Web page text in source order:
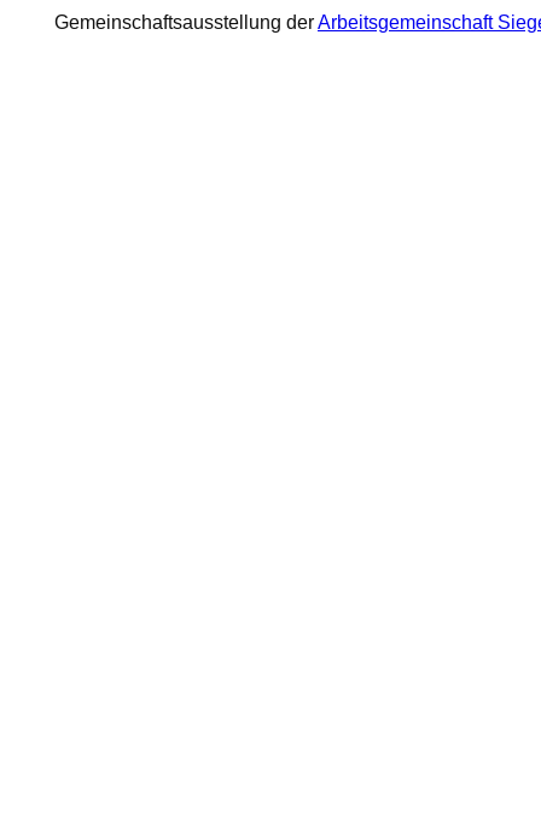
Gemeinschaftsausstellung derArbeitsgemeinschaft